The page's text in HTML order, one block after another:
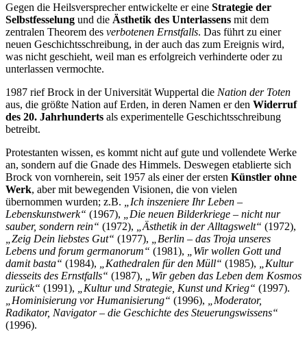
Gegen die Heilsversprecher entwickelte er eine Strategie der
Selbstfesselung und die Ästhetik des Unterlassens mit dem
zentralen Theorem des verbotenen Ernstfalls. Das führt zu einer
neuen Geschichtsschreibung, in der auch das zum Ereignis wird,
was nicht geschieht, weil man es erfolgreich verhinderte oder zu
unterlassen vermochte.
1987 rief Brock in der Universität Wuppertal die Nation der Toten
aus, die größte Nation auf Erden, in deren Namen er den Widerruf
des 20. Jahrhunderts als experimentelle Geschichtsschreibung
betreibt.
Protestanten wissen, es kommt nicht auf gute und vollendete Werke
an, sondern auf die Gnade des Himmels. Deswegen etablierte sich
Brock von vornherein, seit 1957 als einer der ersten Künstler ohne
Werk, aber mit bewegenden Visionen, die von vielen
übernommen wurden; z.B. „Ich inszeniere Ihr Leben –
Lebenskunstwerk“ (1967),
„Die neuen Bilderkriege – nicht nur
sauber, sondern rein“ (1972), „Ästhetik in der Alltagswelt“ (1972),
„Zeig Dein liebstes Gut“ (1977), „Berlin – das Troja unseres
Lebens und forum germanorum“ (1981),
„Wir wollen Gott und
damit basta“ (1984), „Kathedralen für den Müll“ (1985),
„Kultur
diesseits des Ernstfalls“ (1987),
„Wir geben das Leben dem Kosmos
zurück“ (1991), „Kultur und Strategie, Kunst und Krieg“ (1997).
„Hominisierung vor Humanisierung“ (1996),
„Moderator,
Radikator, Navigator – die Geschichte des Steuerungswissens“
(1996).